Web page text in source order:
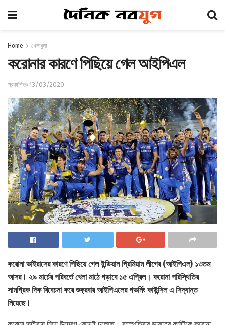
Home খেলাধুলা
করোনার কারণে পিছিয়ে গেল আইপিএল
প্রকাশিতঃ 13/03/2020
করোনা ভাইরাসের কারণে পিছিয়ে গেল ইন্ডিয়ান প্রিমিয়াম লীগের (আইপিএল) ১৩তম
আসর। ২৯ মার্চের পরিবর্তে খেলা মাঠে গড়াবে ১৫ এপ্রিল। করোনা পরিস্থিতির
সামগ্রিক দিক বিবেচনা করে শুক্রবার আইপিএলের গভর্নিং কাউন্সিল এ সিদ্ধান্ত
নিয়েছে।